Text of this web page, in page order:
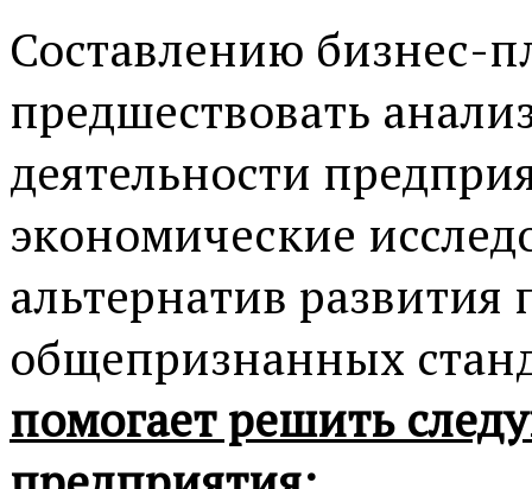
Составлению бизнес-
предшествовать
деятельности
экономические
альтернатив
общепризнанных
помогает решить